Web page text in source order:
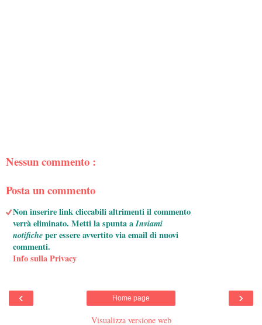
Nessun commento :
Posta un commento
Non inserire link cliccabili altrimenti il commento
verrà eliminato. Metti la spunta aInviami
notificheper essere avvertito via email di nuovi
commenti.
Info sulla Privacy
‹ ›
Home page
Visualizza versione web